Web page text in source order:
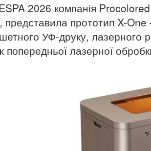
2026 компанія
прототип X-
УФ-друку, лазерного
попередньої лазерної